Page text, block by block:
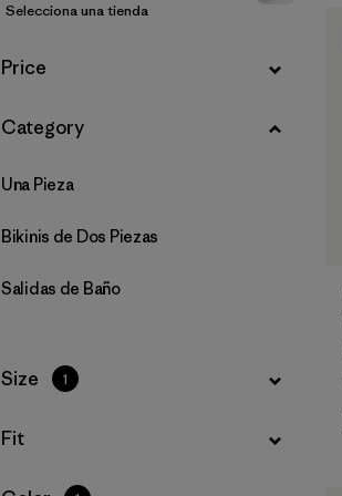
Selecciona una tienda
Filtrar por
Price
Filtrar por
Category
Una Pieza
Bikinis de Dos Piezas
Salidas de Baño
Filtrar por
Size 1
Filtrar por
Fit